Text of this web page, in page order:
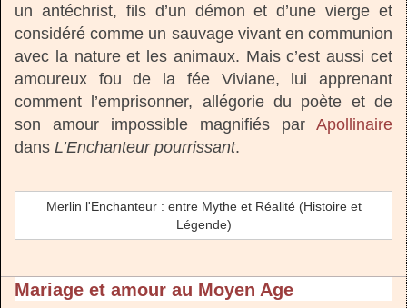
un antéchrist, fils d’un démon et d’une vierge et
considéré comme un sauvage vivant en communion
avec la nature et les animaux. Mais c’est aussi cet
amoureux fou de la fée Viviane, lui apprenant
comment l’emprisonner, allégorie du poète et de
son amour impossible magnifiés par Apollinaire
dans L’Enchanteur pourrissant.
Merlin l'Enchanteur : entre Mythe et Réalité (Histoire et
Légende)
Mariage et amour au Moyen Age